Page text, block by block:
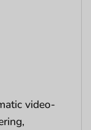
video-